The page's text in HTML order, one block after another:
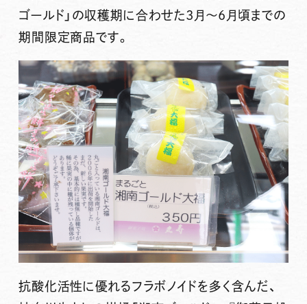
ゴールド」の収穫期に合わせた3月～6月頃までの
期間限定商品です。
抗酸化活性に優れるフラボノイドを多く含んだ、